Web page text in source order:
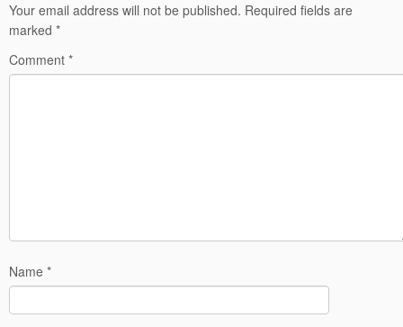
Your email address will not be published. Required fields are
marked *
Comment *
Name *